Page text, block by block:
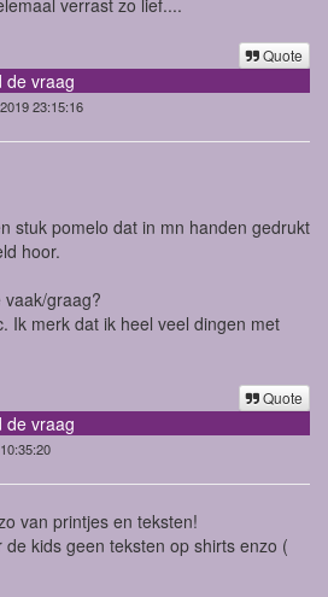
Quote
de vraag
23:15:16
stuk pomelo dat in mn handen gedrukt
hoor.
graag?
Ik merk dat ik heel veel dingen met
Quote
de vraag
van printjes en teksten!
kids geen teksten op shirts enzo (